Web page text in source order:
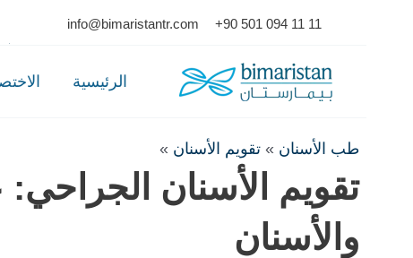
info@bimaristantr.com +90 501 094 11 11
الرئيسية
طب الأسنان » تقويم الأسنان »
تقويم الأسنان
والأسنان